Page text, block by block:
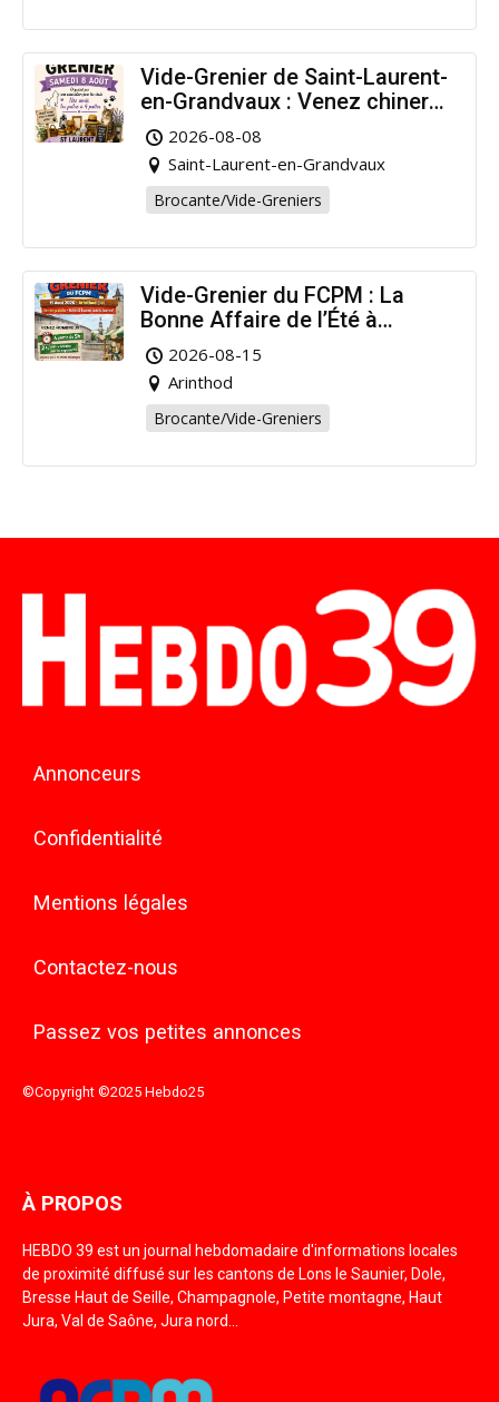
Vide-Grenier de Saint-Laurent-
en-Grandvaux : Venez chiner
pour la bonne cause !
2026-08-08
Saint-Laurent-en-Grandvaux
Brocante/Vide-Greniers
Vide-Grenier du FCPM : La
Bonne Affaire de l’Été à
Arinthod !
2026-08-15
Arinthod
Brocante/Vide-Greniers